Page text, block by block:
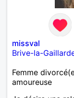
missval
Brive-la-
Femme
amoureuse